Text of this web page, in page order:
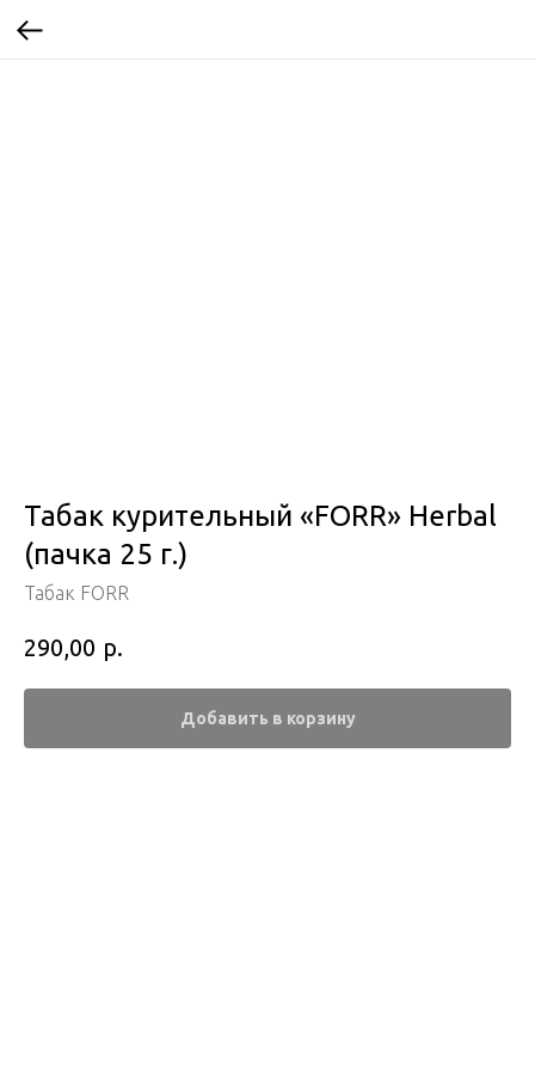
Табак курительный «FORR» Herbal
(пачка 25 г.)
Табак FORR
290,00 р.
Добавить в корзину